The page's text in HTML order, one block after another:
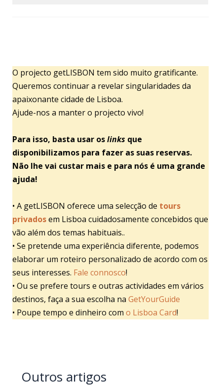
O projecto getLISBON tem sido muito gratificante.
Queremos continuar a revelar singularidades da
apaixonante cidade de Lisboa.
Ajude-nos a manter o projecto vivo!
Para isso, basta usar oslinks que
disponibilizamos para fazer as suas reservas.
Não lhe vai custar mais e para nós é uma grande
ajuda!
• A getLISBON oferece uma selecção de tours
privadosem Lisboa cuidadosamente concebidos que
vão além dos temas habituais..
• Se pretende uma experiência diferente, podemos
elaborar um roteiro personalizado de acordo com os
seus interesses. Fale connosco!
• Ou se prefere tours e outras actividades em vários
destinos, faça a sua escolha na GetYourGuide
• Poupe tempo e dinheiro com o Lisboa Card!
Outros artigos